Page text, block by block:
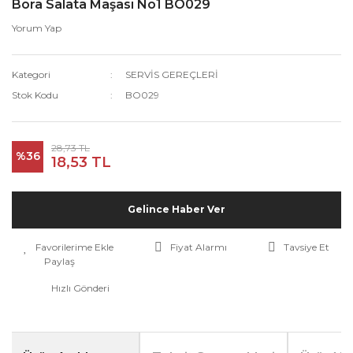
Bora Salata Maşası No1 BO029
Yorum Yap
Kategori
SERVİS GEREÇLERİ
Stok Kodu
BO029
%36
28,73 TL
18,53 TL
Gelince Haber Ver
Fiyat Alarmı
Tavsiye Et
Paylaş
Hızlı Gönderi